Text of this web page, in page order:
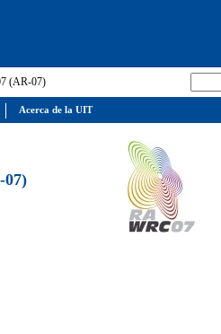
(AR-07)
07)
Acerca de la UIT